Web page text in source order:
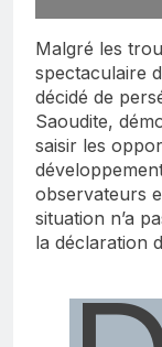
Malgré les
spectaculaire
décidé de
Saoudite,
saisir les
observateurs
situation n’a
la déclaration